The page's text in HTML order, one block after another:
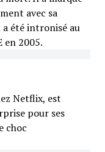
avec sa
été intronisé au
en 2005.
Netflix, est
pour ses
choc